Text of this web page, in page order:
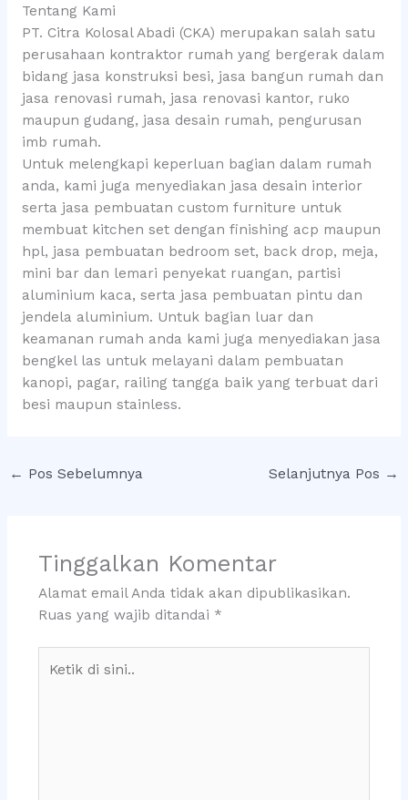
Tentang Kami
PT. Citra Kolosal Abadi (CKA) merupakan salah satu
perusahaan kontraktor rumah yang bergerak dalam
bidang jasa konstruksi besi, jasa bangun rumah dan
jasa renovasi rumah, jasa renovasi kantor, ruko
maupun gudang, jasa desain rumah, pengurusan
imb rumah.
Untuk melengkapi keperluan bagian dalam rumah
anda, kami juga menyediakan jasa desain interior
serta jasa pembuatan custom furniture untuk
membuat kitchen set dengan finishing acp maupun
hpl, jasa pembuatan bedroom set, back drop, meja,
mini bar dan lemari penyekat ruangan, partisi
aluminium kaca, serta jasa pembuatan pintu dan
jendela aluminium. Untuk bagian luar dan
keamanan rumah anda kami juga menyediakan jasa
bengkel las untuk melayani dalam pembuatan
kanopi, pagar, railing tangga baik yang terbuat dari
besi maupun stainless.
← Pos Sebelumnya Selanjutnya Pos →
Tinggalkan Komentar
Alamat email Anda tidak akan dipublikasikan.
Ruas yang wajib ditandai *